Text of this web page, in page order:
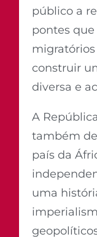
público a
pontes
migratórios
construir
diversa e
A
também
país da
uma